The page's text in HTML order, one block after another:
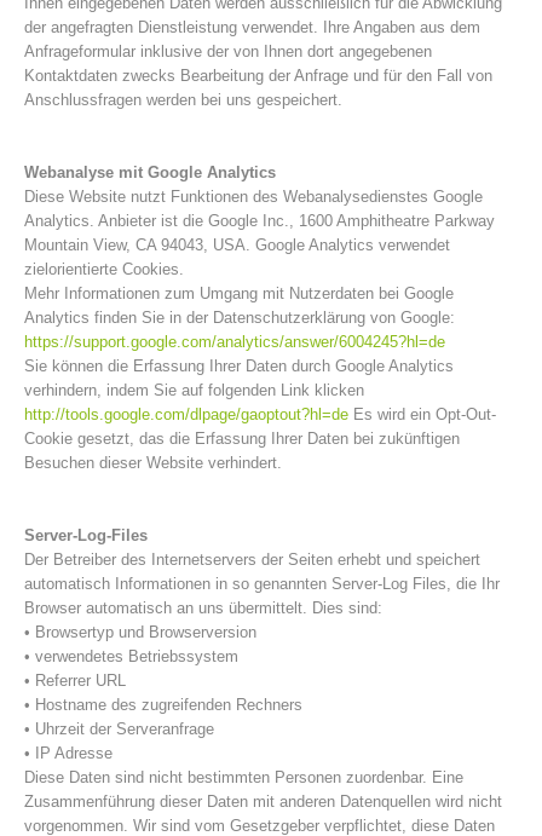
Vorstand
der angefragten Dienstleistung verwendet. Ihre Angaben aus dem
Anfrageformular inklusive der von Ihnen dort angegebenen
Kontaktdaten zwecks Bearbeitung der Anfrage und für den Fall von
Anschlussfragen werden bei uns gespeichert.
Webanalyse mit Google Analytics
Diese Website nutzt Funktionen des Webanalysedienstes Google
Analytics. Anbieter ist die Google Inc., 1600 Amphitheatre Parkway
Mountain View, CA 94043, USA. Google Analytics verwendet
zielorientierte Cookies.
Mehr Informationen zum Umgang mit Nutzerdaten bei Google
Analytics finden Sie in der Datenschutzerklärung von Google:
https://support.google.com/analytics/answer/6004245?hl=de
Sie können die Erfassung Ihrer Daten durch Google Analytics
verhindern, indem Sie auf folgenden Link klicken
http://tools.google.com/dlpage/gaoptout?hl=de Es wird ein Opt-Out-
Cookie gesetzt, das die Erfassung Ihrer Daten bei zukünftigen
Besuchen dieser Website verhindert.
Server-Log-Files
Der Betreiber des Internetservers der Seiten erhebt und speichert
automatisch Informationen in so genannten Server-Log Files, die Ihr
Browser automatisch an uns übermittelt. Dies sind:
• Browsertyp und Browserversion
• verwendetes Betriebssystem
• Referrer URL
• Hostname des zugreifenden Rechners
• Uhrzeit der Serveranfrage
• IP Adresse
Diese Daten sind nicht bestimmten Personen zuordenbar. Eine
Zusammenführung dieser Daten mit anderen Datenquellen wird nicht
vorgenommen. Wir sind vom Gesetzgeber verpflichtet, diese Daten